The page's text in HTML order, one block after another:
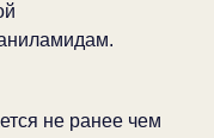
не ранее чем